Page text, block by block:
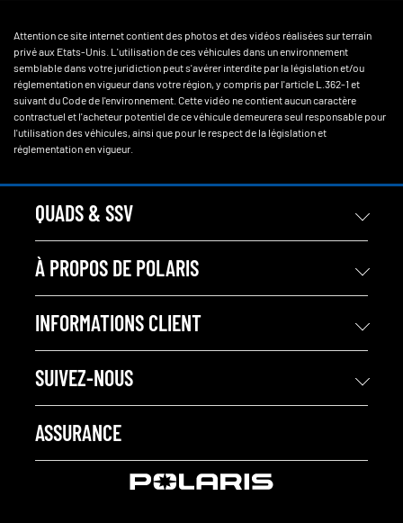
Attention ce site internet contient des photos et des vidéos réalisées sur terrain
privé aux Etats-Unis. L'utilisation de ces véhicules dans un environnement
semblable dans votre juridiction peut s'avérer interdite par la législation et/ou
réglementation en vigueur dans votre région, y compris par l'article L.362-1 et
suivant du Code de l'environnement. Cette vidéo ne contient aucun caractère
contractuel et l'acheteur potentiel de ce véhicule demeurera seul responsable pour
l'utilisation des véhicules, ainsi que pour le respect de la législation et
réglementation en vigueur.
QUADS & SSV
À PROPOS DE POLARIS
INFORMATIONS CLIENT
SUIVEZ-NOUS
ASSURANCE